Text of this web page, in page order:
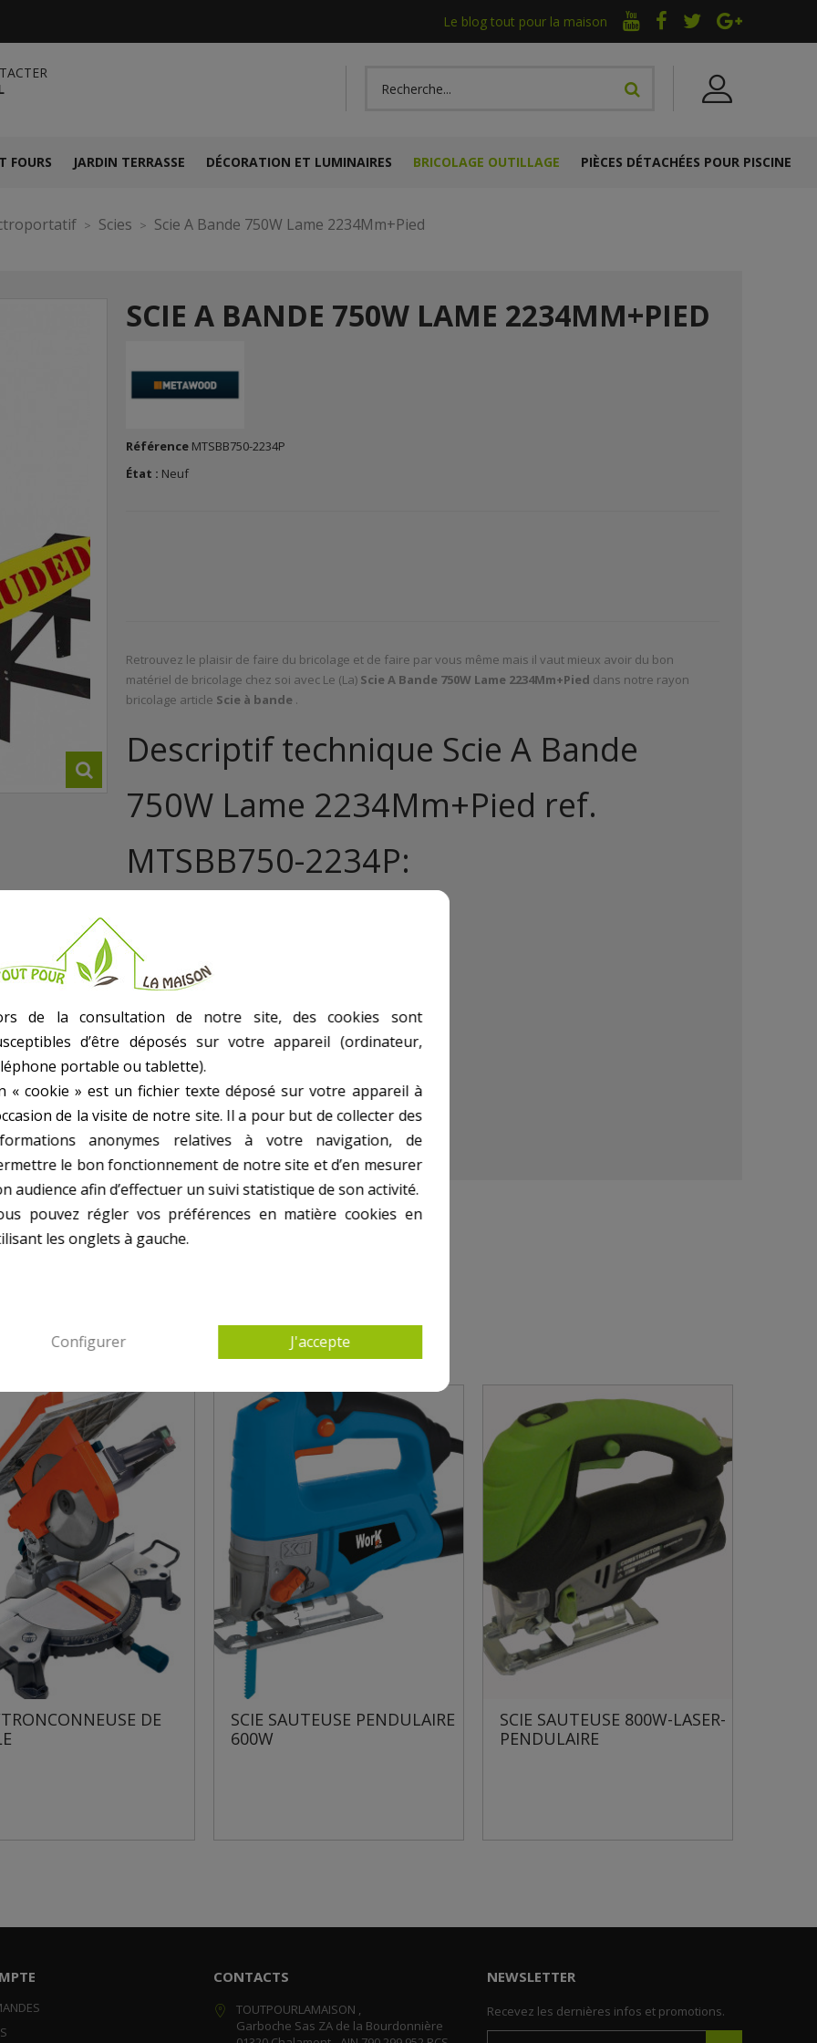
Le blog tout pour la maison
FOURS JARDIN TERRASSE DÉCORATION ET LUMINAIRES BRICOLAGE OUTILLAGE PIÈCES DÉTACHÉES POUR PISCINE
Scies Scie A Bande 750W Lame 2234Mm+Pied
SCIE A BANDE 750W LAME 2234MM+PIED
Référence MTSBB750-2234P
État : Neuf
Retrouvez le plaisir de faire du bricolage et de faire par vous même mais il vaut mieux avoir du bon
matériel de bricolage chez soi avec Le (La) Scie A Bande 750W Lame 2234Mm+Pied dans notre rayon
bricolage article Scie à bande .
Descriptif technique Scie A Bande
750W Lame 2234Mm+Pied ref.
MTSBB750-2234P:
- Puissance : 750 Watt
- Vitesse : 6.3M/Sec
- Capacité De Coupe : 130X305Mm
- Inclinable À 45°
- Lame 2234Mm
- Hauteur Total 1061Mm
- Equipée D Un Pied
- Poids kg(environ) : 62
- Garantie : 3 an(s)
SCIE SAUTEUSE PENDULAIRE
SCIE SAUTEUSE 800W-LASER-
SCIE DOUBLE LAME MULTI-
MATERIAUX
CONTACTS
TOUTPOURLAMAISON ,
Garboche Sas ZA de la Bourdonnière
NEWSLETTER
Recevez les dernières infos et promotions.
de la consultation de notre site, des cookies sont
d’être déposés sur votre appareil (ordinateur,
portable ou tablette).
« cookie » est un fichier texte déposé sur votre appareil à
de la visite de notre site. Il a pour but de collecter des
anonymes relatives à votre navigation, de
le bon fonctionnement de notre site et d’en mesurer
audience afin d’effectuer un suivi statistique de son activité.
pouvez régler vos préférences en matière cookies en
les onglets à gauche.
Configurer J'accepte